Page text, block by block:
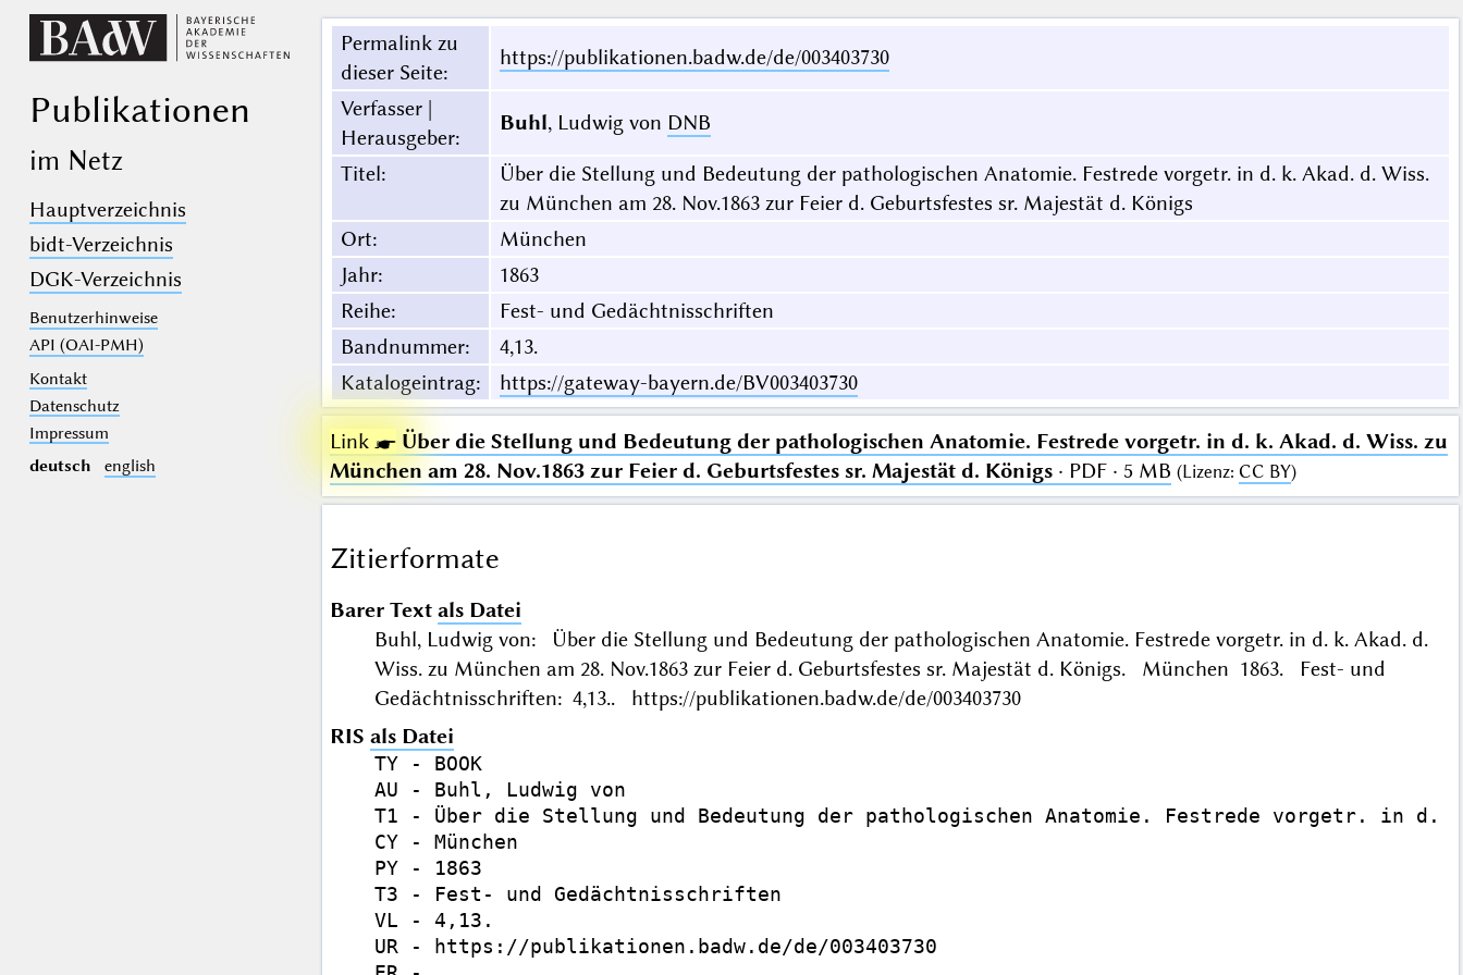
Publikationen
im Netz
Hauptverzeichnis
bidt-Verzeichnis
DGK-Verzeichnis
Benutzerhinweise
API (OAI-PMH)
Kontakt
Datenschutz
Impressum
deutsch
english
Permalink zu
dieser Seite:
https://publikationen.badw.de/de/003403730
Verfasser |
Herausgeber:
Buhl, Ludwig von DNB
Titel:
Über die Stellung und Bedeutung der pathologischen Anatomie. Festrede vorgetr. in d. k. Akad. d. Wiss.
zu München am 28. Nov.1863 zur Feier d. Geburtsfestes sr. Majestät d. Königs
Ort:
München
Jahr:
1863
Reihe:
Fest- und Gedächtnisschriften
Bandnummer:
4,13.
Katalogeintrag: https://gateway-bayern.de/BV003403730
Link ☛ Über die Stellung und Bedeutung der pathologischen Anatomie. Festrede vorgetr. in d. k. Akad. d. Wiss. zu
München am 28. Nov.1863 zur Feier d. Geburtsfestes sr. Majestät d. Königs· PDF · 5 MB (Lizenz: CC BY)
Zitierformate
Barer Text als Datei
Buhl, Ludwig von: Über die Stellung und Bedeutung der pathologischen Anatomie. Festrede vorgetr. in d. k. Akad. d.
Wiss. zu München am 28. Nov.1863 zur Feier d. Geburtsfestes sr. Majestät d. Königs. München 1863. Fest- und
Gedächtnisschriften: 4,13.. https://publikationen.badw.de/de/003403730
RIS als Datei
TY - BOOK
AU - Buhl, Ludwig von
T1 - Über die Stellung und Bedeutung der pathologischen Anatomie. Festrede vorgetr. in
CY - München
PY - 1863
T3 - Fest- und Gedächtnisschriften
VL - 4,13.
UR - https://publikationen.badw.de/de/003403730